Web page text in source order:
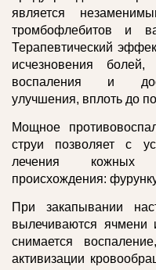
является
тромбофлебитов и
Терапевтический
исчезновения
воспаления и
улучшения, вплоть до
Мощное
струи позволяет с
лечения кожных
происхождения:
При закапывании
вылечиваются ячмени
снимается
активизации